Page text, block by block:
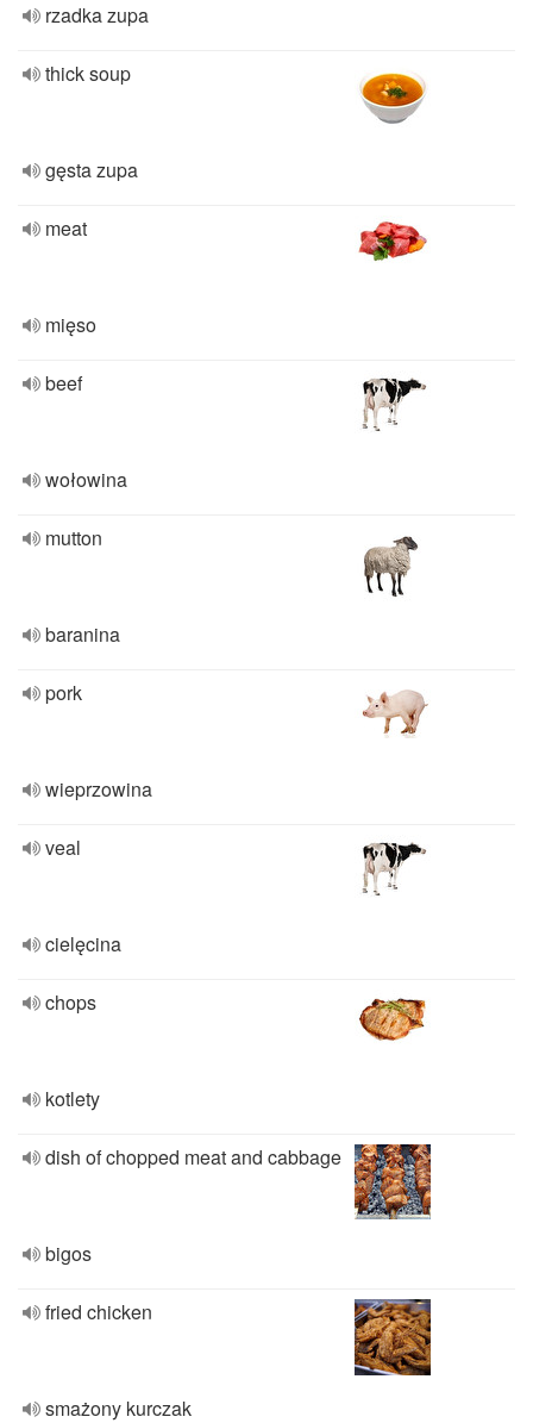
rzadka zupa
thick soup
gęsta zupa
meat
mięso
beef
wołowina
mutton
baranina
pork
wieprzowina
veal
cielęcina
chops
kotlety
dish of chopped meat and cabbage
bigos
fried chicken
smażony kurczak